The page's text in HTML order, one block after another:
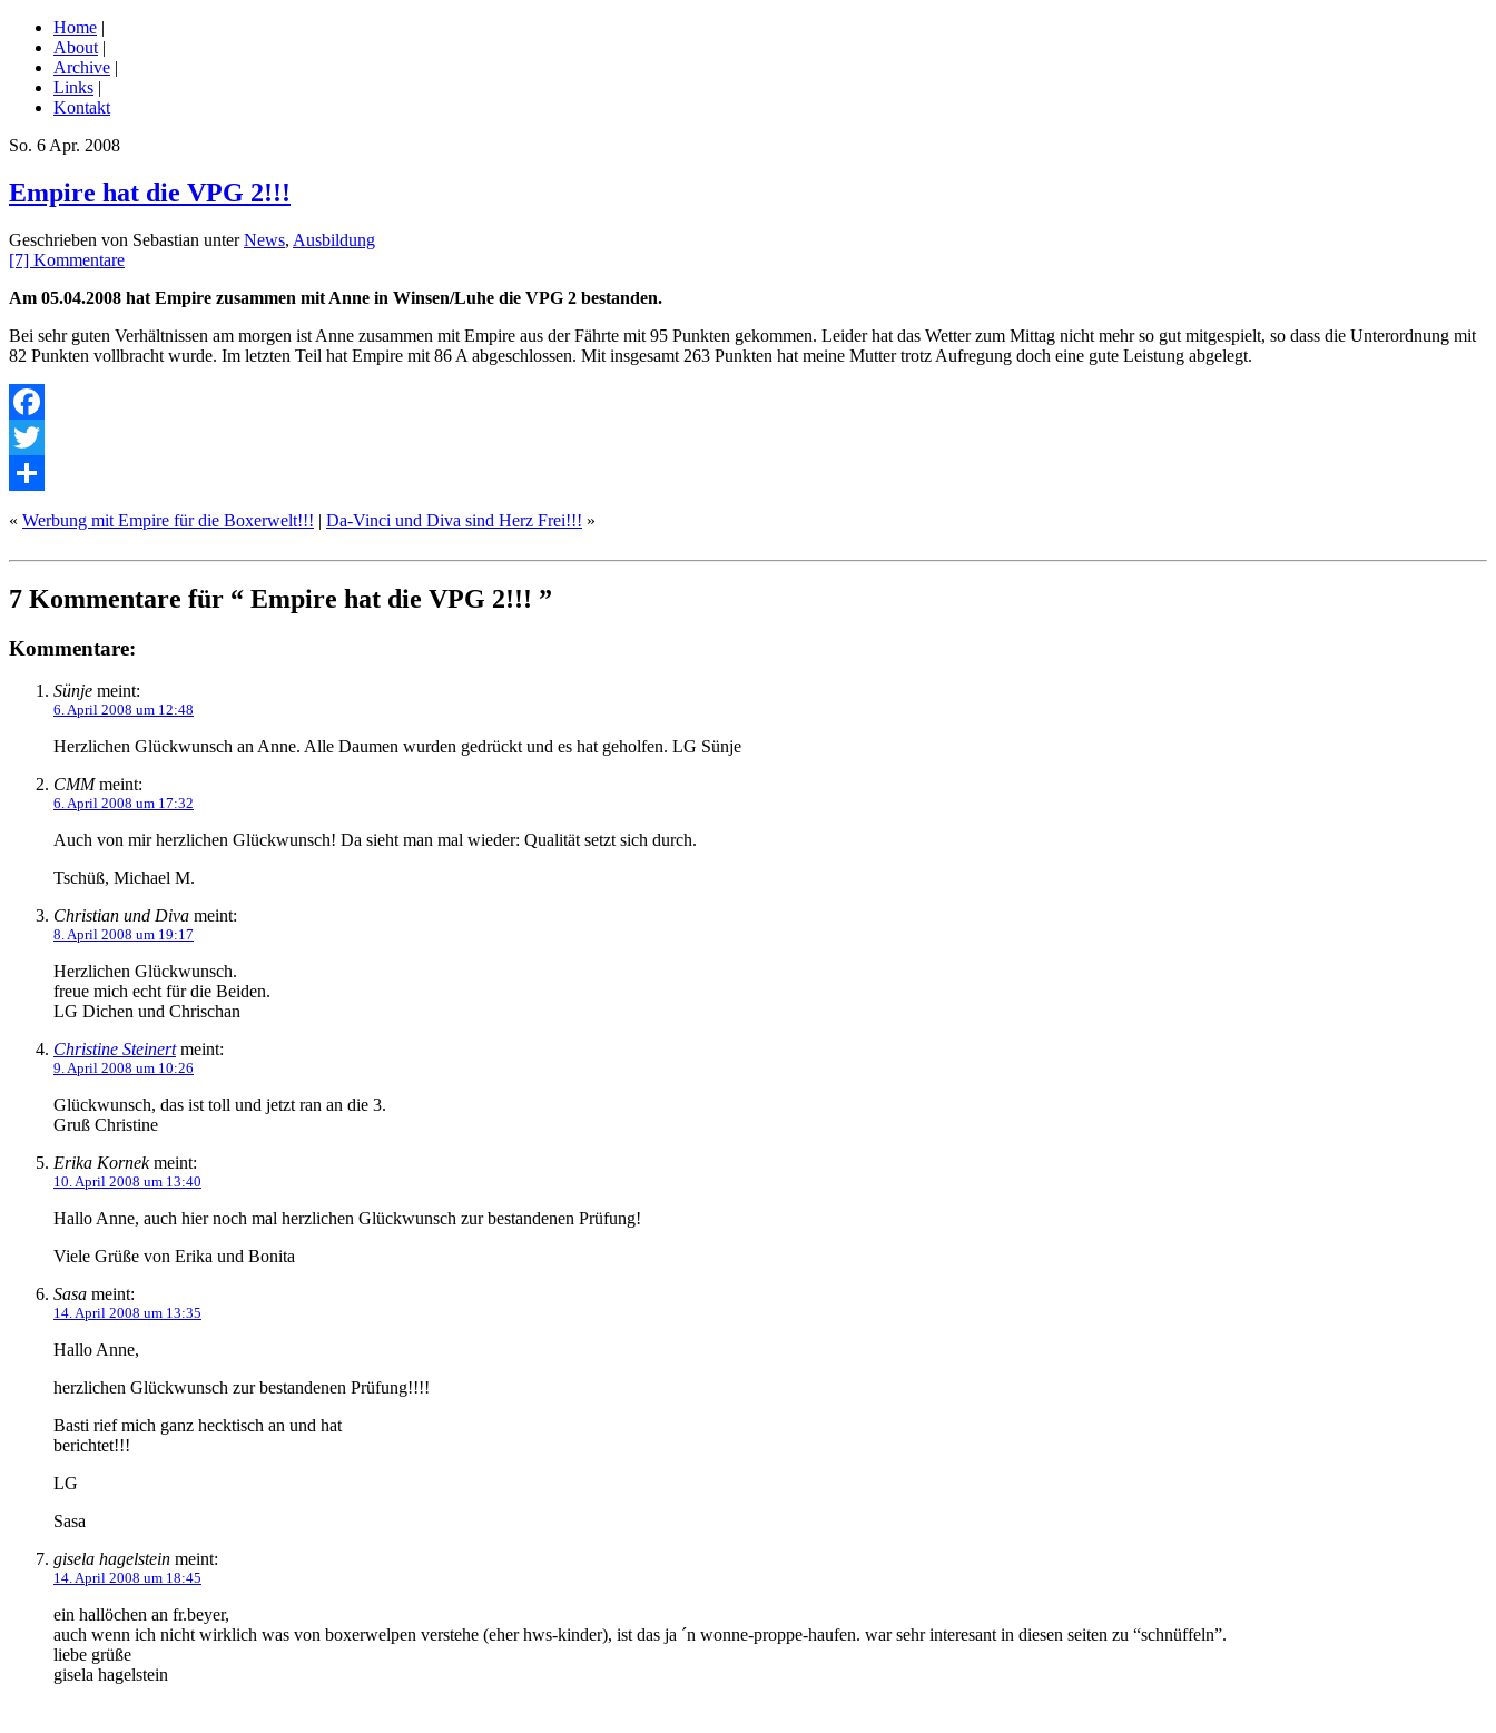
Home |
About |
Archive |
Links |
Kontakt
So. 6 Apr. 2008
Empire hat die VPG 2!!!
Geschrieben von Sebastian unterNews, Ausbildung
[7] Kommentare
Am 05.04.2008 hat Empire zusammen mit Anne in Winsen/Luhe die VPG 2 bestanden.
Bei sehr guten Verhältnissen am morgen ist Anne zusammen mit Empire aus der Fährte mit 95 Punkten gekommen. Leider hat das Wetter zum Mittag nicht mehr so gut mitgespielt, so dass die Unterordnung mit
82 Punkten vollbracht wurde. Im letzten Teil hat Empire mit 86 A abgeschlossen. Mit insgesamt 263 Punkten hat meine Mutter trotz Aufregung doch eine gute Leistung abgelegt.
Facebook
Twitter
« Werbung mit Empire für die Boxerwelt!!! | Da-Vinci und Diva sind Herz Frei!!! »
7 Kommentare für “ Empire hat die VPG 2!!! ”
Kommentare:
Sünje meint:
6. April 2008 um 12:48
Herzlichen Glückwunsch an Anne. Alle Daumen wurden gedrückt und es hat geholfen. LG Sünje
CMMmeint:
6. April 2008 um 17:32
Auch von mir herzlichen Glückwunsch! Da sieht man mal wieder: Qualität setzt sich durch.
Tschüß, Michael M.
Christian und Diva meint:
8. April 2008 um 19:17
Herzlichen Glückwunsch.
freue mich echt für die Beiden.
LG Dichen und Chrischan
Christine Steinert meint:
9. April 2008 um 10:26
Glückwunsch, das ist toll und jetzt ran an die 3.
Gruß Christine
Erika Kornekmeint:
10. April 2008 um 13:40
Hallo Anne, auch hier noch mal herzlichen Glückwunsch zur bestandenen Prüfung!
Viele Grüße von Erika und Bonita
Sasa meint:
14. April 2008 um 13:35
Hallo Anne,
herzlichen Glückwunsch zur bestandenen Prüfung!!!!
Basti rief mich ganz hecktisch an und hat
berichtet!!!
LG
Sasa
gisela hagelstein meint:
14. April 2008 um 18:45
ein hallöchen an fr.beyer,
auch wenn ich nicht wirklich was von boxerwelpen verstehe (eher hws-kinder), ist das ja ´n wonne-proppe-haufen. war sehr interesant in diesen seiten zu “schnüffeln”.
liebe grüße
gisela hagelstein